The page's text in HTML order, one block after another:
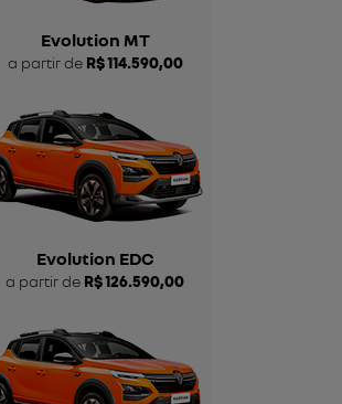
Evolution MT
a partir de R$ 114.590,00
Evolution EDC
a partir de R$ 126.590,00